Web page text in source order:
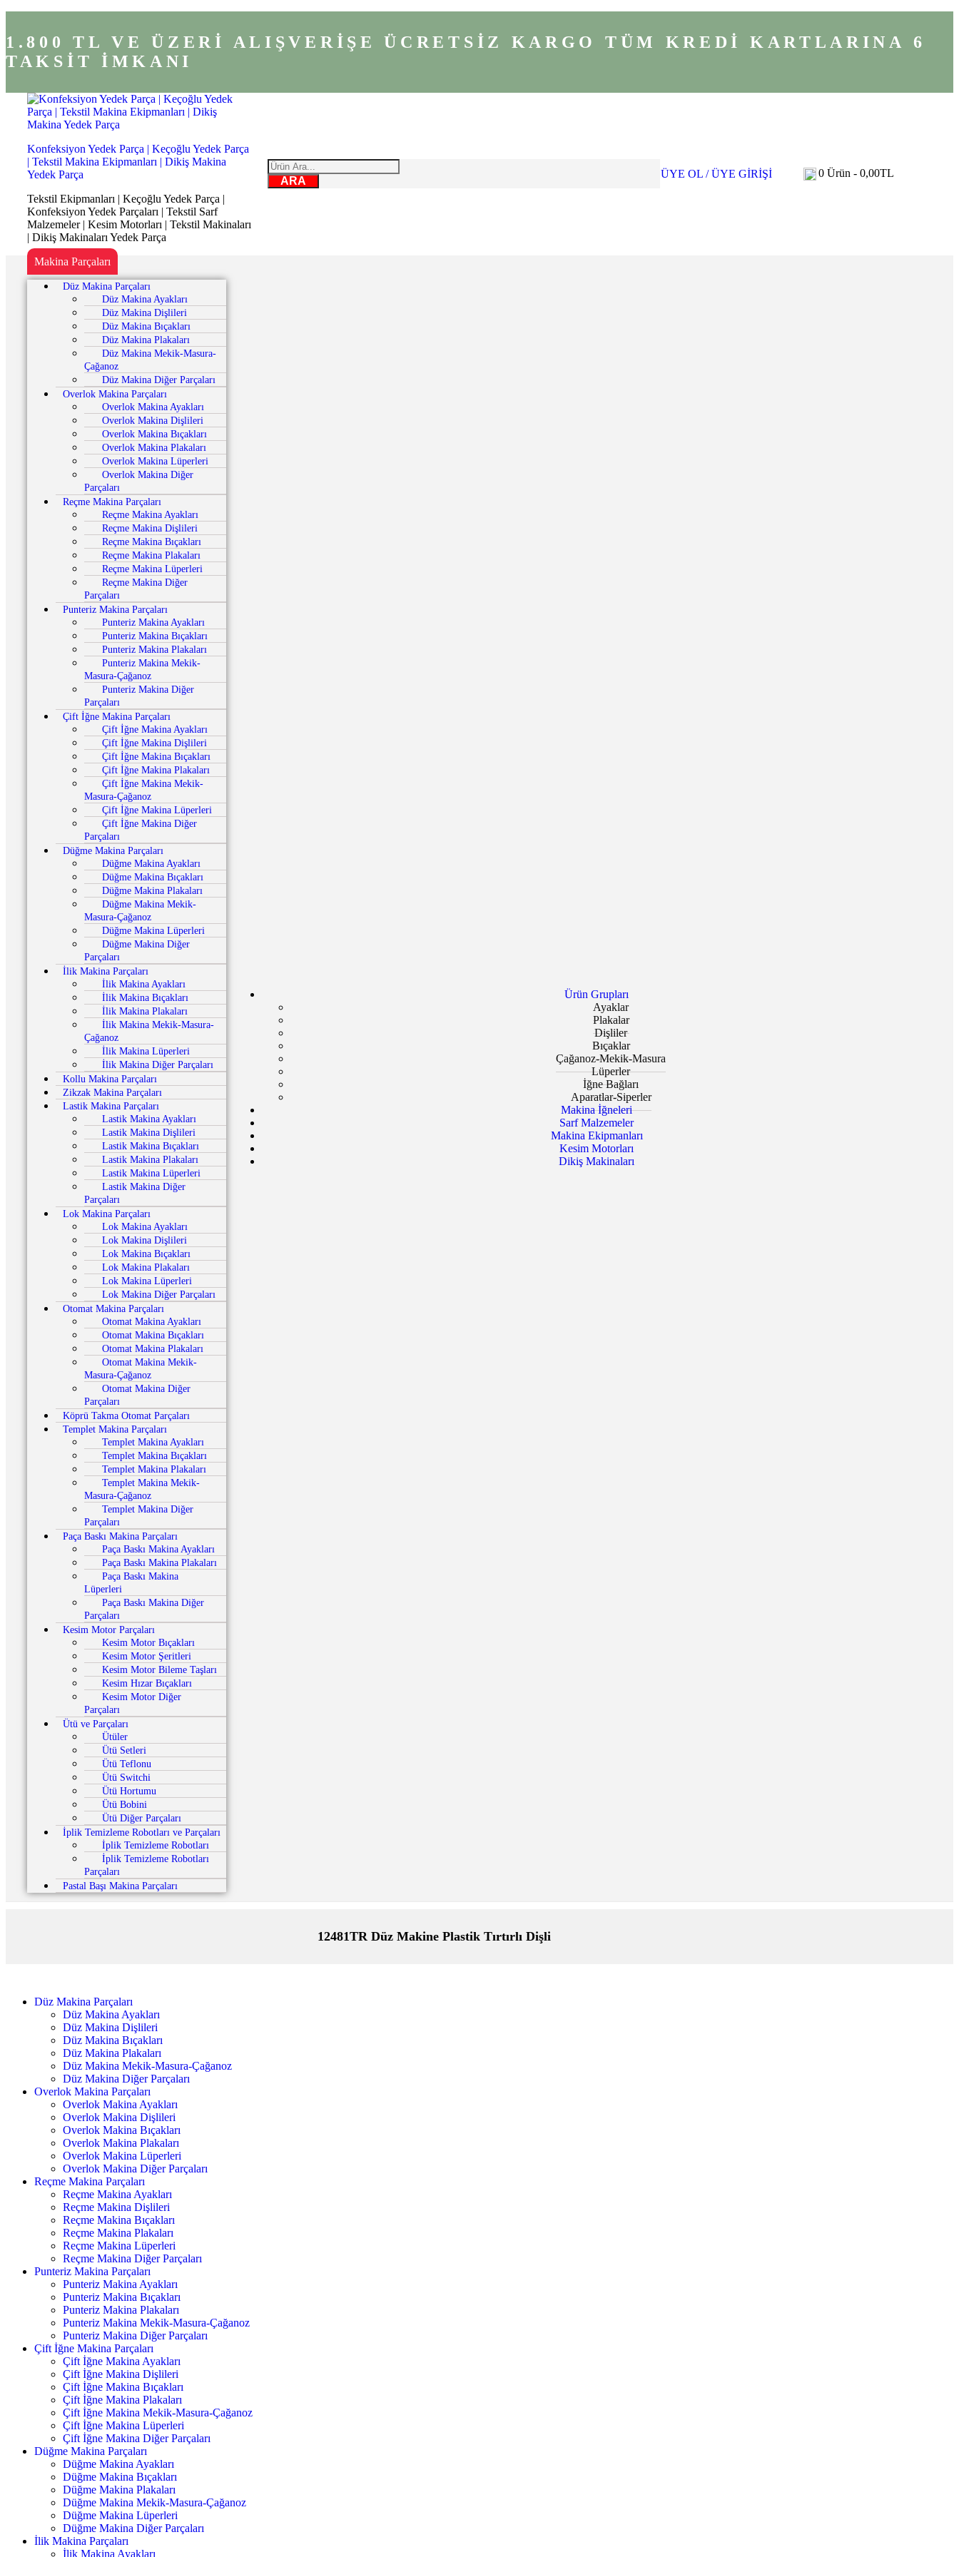
1.800 TL VE ÜZERİ ALIŞVERİŞE ÜCRETSİZ KARGO
TÜM KREDİ KARTLARINA 6
TAKSİT İMKANI
Konfeksiyon Yedek Parça | Keçoğlu Yedek Parça
| Tekstil Makina Ekipmanları | Dikiş Makina
Yedek Parça
Tekstil Ekipmanları | Keçoğlu Yedek Parça |
Konfeksiyon Yedek Parçaları | Tekstil Sarf
Malzemeler | Kesim Motorları | Tekstil Makinaları
| Dikiş Makinaları Yedek Parça
ARA
ÜYE OL / ÜYE GİRİŞİ 0Ürün - 0,00TL
Makina Parçaları
Düz Makina Parçaları
Düz Makina Ayakları
Düz Makina Dişlileri
Düz Makina Bıçakları
Düz Makina Plakaları
Düz Makina Mekik-Masura-
Çağanoz
Düz Makina Diğer Parçaları
Overlok Makina Parçaları
Overlok Makina Ayakları
Overlok Makina Dişlileri
Overlok Makina Bıçakları
Overlok Makina Plakaları
Overlok Makina Lüperleri
Overlok Makina Diğer
Parçaları
Reçme Makina Parçaları
Reçme Makina Ayakları
Reçme Makina Dişlileri
Reçme Makina Bıçakları
Reçme Makina Plakaları
Reçme Makina Lüperleri
Reçme Makina Diğer
Parçaları
Punteriz Makina Parçaları
Punteriz Makina Ayakları
Punteriz Makina Bıçakları
Punteriz Makina Plakaları
Punteriz Makina Mekik-
Masura-Çağanoz
Punteriz Makina Diğer
Parçaları
Çift İğne Makina Parçaları
Çift İğne Makina Ayakları
Çift İğne Makina Dişlileri
Çift İğne Makina Bıçakları
Çift İğne Makina Plakaları
Çift İğne Makina Mekik-
Masura-Çağanoz
Çift İğne Makina Lüperleri
Çift İğne Makina Diğer
Parçaları
Düğme Makina Parçaları
Düğme Makina Ayakları
Düğme Makina Bıçakları
Düğme Makina Plakaları
Düğme Makina Mekik-
Masura-Çağanoz
Düğme Makina Lüperleri
Düğme Makina Diğer
Parçaları
İlik Makina Parçaları
İlik Makina Ayakları
İlik Makina Bıçakları
İlik Makina Plakaları
İlik Makina Mekik-Masura-
Çağanoz
İlik Makina Lüperleri
İlik Makina Diğer Parçaları
Kollu Makina Parçaları
Zikzak Makina Parçaları
Lastik Makina Parçaları
Lastik Makina Ayakları
Lastik Makina Dişlileri
Lastik Makina Bıçakları
Lastik Makina Plakaları
Lastik Makina Lüperleri
Lastik Makina Diğer
Parçaları
Lok Makina Parçaları
Lok Makina Ayakları
Lok Makina Dişlileri
Lok Makina Bıçakları
Lok Makina Plakaları
Lok Makina Lüperleri
Lok Makina Diğer Parçaları
Otomat Makina Parçaları
Otomat Makina Ayakları
Otomat Makina Bıçakları
Otomat Makina Plakaları
Otomat Makina Mekik-
Masura-Çağanoz
Otomat Makina Diğer
Parçaları
Köprü Takma Otomat Parçaları
Templet Makina Parçaları
Templet Makina Ayakları
Templet Makina Bıçakları
Templet Makina Plakaları
Templet Makina Mekik-
Masura-Çağanoz
Templet Makina Diğer
Parçaları
Paça Baskı Makina Parçaları
Paça Baskı Makina Ayakları
Paça Baskı Makina Plakaları
Paça Baskı Makina
Lüperleri
Paça Baskı Makina Diğer
Parçaları
Kesim Motor Parçaları
Kesim Motor Bıçakları
Kesim Motor Şeritleri
Kesim Motor Bileme Taşları
Kesim Hızar Bıçakları
Kesim Motor Diğer
Parçaları
Ütü ve Parçaları
Ütüler
Ütü Setleri
Ütü Teflonu
Ütü Switchi
Ütü Hortumu
Ütü Bobini
Ütü Diğer Parçaları
İplik Temizleme Robotları ve Parçaları
İplik Temizleme Robotları
İplik Temizleme Robotları
Parçaları
Pastal Başı Makina Parçaları
Ürün Grupları
Ayaklar
Plakalar
Dişliler
Bıçaklar
Çağanoz-Mekik-Masura
Lüperler
İğne Bağları
Aparatlar-Siperler
Makina İğneleri
Sarf Malzemeler
Makina Ekipmanları
Kesim Motorları
Dikiş Makinaları
12481TR Düz Makine Plastik Tırtırlı Dişli
Düz Makina Parçaları
Düz Makina Ayakları
Düz Makina Dişlileri
Düz Makina Bıçakları
Düz Makina Plakaları
Düz Makina Mekik-Masura-Çağanoz
Düz Makina Diğer Parçaları
Overlok Makina Parçaları
Overlok Makina Ayakları
Overlok Makina Dişlileri
Overlok Makina Bıçakları
Overlok Makina Plakaları
Overlok Makina Lüperleri
Overlok Makina Diğer Parçaları
Reçme Makina Parçaları
Reçme Makina Ayakları
Reçme Makina Dişlileri
Reçme Makina Bıçakları
Reçme Makina Plakaları
Reçme Makina Lüperleri
Reçme Makina Diğer Parçaları
Punteriz Makina Parçaları
Punteriz Makina Ayakları
Punteriz Makina Bıçakları
Punteriz Makina Plakaları
Punteriz Makina Mekik-Masura-Çağanoz
Punteriz Makina Diğer Parçaları
Çift İğne Makina Parçaları
Çift İğne Makina Ayakları
Çift İğne Makina Dişlileri
Çift İğne Makina Bıçakları
Çift İğne Makina Plakaları
Çift İğne Makina Mekik-Masura-Çağanoz
Çift İğne Makina Lüperleri
Çift İğne Makina Diğer Parçaları
Düğme Makina Parçaları
Düğme Makina Ayakları
Düğme Makina Bıçakları
Düğme Makina Plakaları
Düğme Makina Mekik-Masura-Çağanoz
Düğme Makina Lüperleri
Düğme Makina Diğer Parçaları
İlik Makina Parçaları
İlik Makina Ayakları